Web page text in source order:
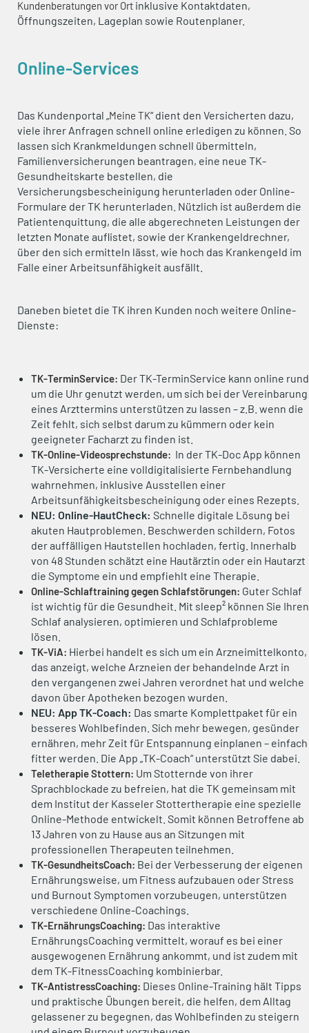
Kundenberatungen vor Ort inklusive Kontaktdaten,
Öffnungszeiten, Lageplan sowie Routenplaner.
Online-Services
Das Kundenportal „ Meine TK“ dient den Versicherten dazu,
viele ihrer Anfragen schnell online erledigen zu können. So
lassen sich Krankmeldungen schnell übermitteln,
Familienversicherungen beantragen, eine neue TK-
Gesundheitskarte bestellen, die
Versicherungsbescheinigung herunterladen oder Online-
Formulare der TK herunterladen. Nützlich ist außerdem die
Patientenquittung, die alle abgerechneten Leistungen der
letzten Monate auflistet, sowie der Krankengeldrechner,
über den sich ermitteln lässt, wie hoch das Krankengeld im
Falle einer Arbeitsunfähigkeit ausfällt.
Daneben bietet die TK ihren Kunden noch weitere Online-
Dienste:
TK-TerminService: Der TK-TerminService kann online rund
um die Uhr genutzt werden, um sich bei der Vereinbarung
eines Arzttermins unterstützen zu lassen – z.B. wenn die
Zeit fehlt, sich selbst darum zu kümmern oder kein
geeigneter Facharzt zu finden ist.
TK-Online-Videosprechstunde: In der TK-Doc App können
TK-Versicherte eine volldigitalisierte Fernbehandlung
wahrnehmen, inklusive Ausstellen einer
Arbeitsunfähigkeitsbescheinigung oder eines Rezepts.
NEU: Online-HautCheck: Schnelle digitale Lösung bei
akuten Hautproblemen. Beschwerden schildern, Fotos
der auffälligen Hautstellen hochladen, fertig. Innerhalb
von 48 Stunden schätzt eine Hautärztin oder ein Hautarzt
die Symptome ein und empfiehlt eine Therapie.
Online-Schlaftraining gegen Schlafstörungen: Guter Schlaf
ist wichtig für die Gesundheit. Mit sleep² können Sie Ihren
Schlaf analysieren, optimieren und Schlafprobleme
lösen.
TK-ViA: Hierbei handelt es sich um ein Arzneimittelkonto,
das anzeigt, welche Arzneien der behandelnde Arzt in
den vergangenen zwei Jahren verordnet hat und welche
davon über Apotheken bezogen wurden.
NEU: App TK-Coach: Das smarte Komplett­paket für ein
besseres Wohlbefinden. Sich mehr bewegen, gesünder
ernähren, mehr Zeit für Entspannung einplanen – einfach
fitter werden. Die App „TK-Coach“ unterstützt Sie dabei.
Teletherapie Stottern: Um Stotternde von ihrer
Sprachblockade zu befreien, hat die TK gemeinsam mit
dem Institut der Kasseler Stottertherapie eine spezielle
Online-Methode entwickelt. Somit können Betroffene ab
13 Jahren von zu Hause aus an Sitzungen mit
professionellen Therapeuten teilnehmen.
TK-GesundheitsCoach: Bei der Verbesserung der eigenen
Ernährungsweise, um Fitness aufzubauen oder Stress
und Burnout Symptomen vorzubeugen, unterstützen
verschiedene Online-Coachings.
TK-ErnährungsCoaching: Das interaktive
ErnährungsCoaching vermittelt, worauf es bei einer
ausgewogenen Ernährung ankommt, und ist zudem mit
dem TK-FitnessCoaching kombinierbar.
TK-AntistressCoaching: Dieses Online-Training hält Tipps
und praktische Übungen bereit, die helfen, dem Alltag
gelassener zu begegnen, das Wohlbefinden zu steigern